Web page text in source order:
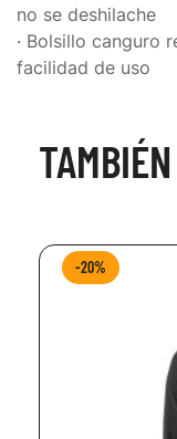
no se deshilache
· Bolsillo canguro
facilidad de uso
-20%